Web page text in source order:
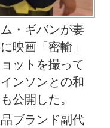
・ギバンが妻
映画「密輸」
ットを撮って
ンソンとの和
公開した。
ブランド副代